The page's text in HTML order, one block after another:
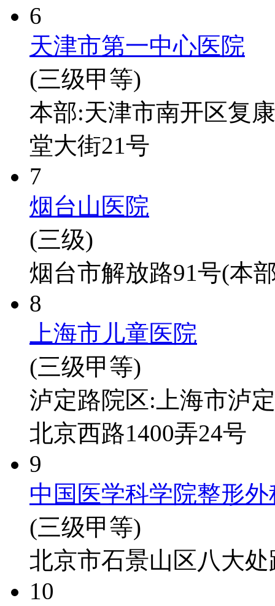
6
天津市第一中心医院
(三级甲等)
本部:天津市南开区复
堂大街21号
7
烟台山医院
(三级)
烟台市解放路91号(本
8
上海市儿童医院
(三级甲等)
泸定路院区:上海市泸
北京西路1400弄24号
9
中国医学科学院整形
(三级甲等)
北京市石景山区八大处
10